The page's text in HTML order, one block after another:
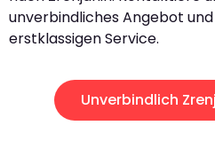
unverbindliches Angebot
erstklassigen Service.
Unverbindlich